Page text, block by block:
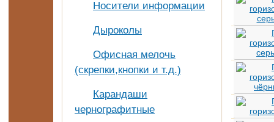
Носители информации
Дыроколы
Офисная мелочь
(скрепки,кнопки и т.д.)
Карандаши
чернографитные